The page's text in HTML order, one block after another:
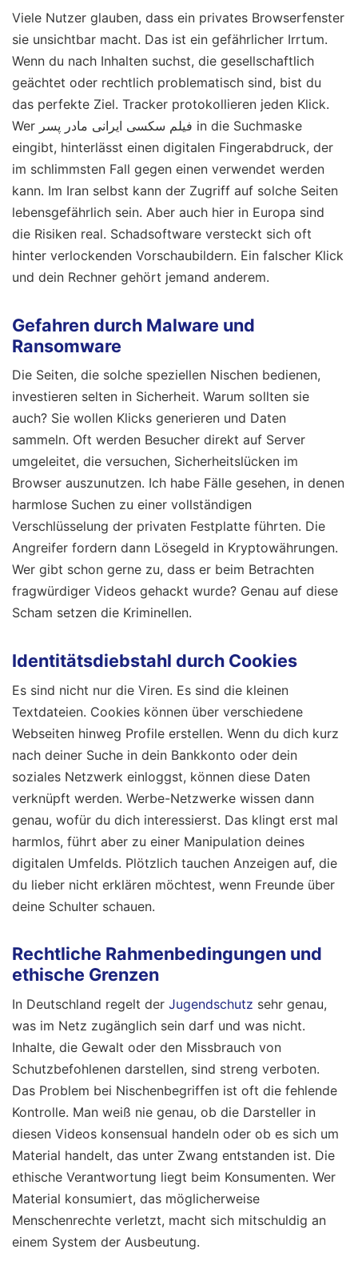
Viele Nutzer glauben, dass ein privates Browserfenster
sie unsichtbar macht. Das ist ein gefährlicher Irrtum.
Wenn du nach Inhalten suchst, die gesellschaftlich
geächtet oder rechtlich problematisch sind, bist du
das perfekte Ziel. Tracker protokollieren jeden Klick.
Wer فیلم سکسی ایرانی مادر پسر in die Suchmaske
eingibt, hinterlässt einen digitalen Fingerabdruck, der
im schlimmsten Fall gegen einen verwendet werden
kann. Im Iran selbst kann der Zugriff auf solche Seiten
lebensgefährlich sein. Aber auch hier in Europa sind
die Risiken real. Schadsoftware versteckt sich oft
hinter verlockenden Vorschaubildern. Ein falscher Klick
und dein Rechner gehört jemand anderem.
Gefahren durch Malware und
Ransomware
Die Seiten, die solche speziellen Nischen bedienen,
investieren selten in Sicherheit. Warum sollten sie
auch? Sie wollen Klicks generieren und Daten
sammeln. Oft werden Besucher direkt auf Server
umgeleitet, die versuchen, Sicherheitslücken im
Browser auszunutzen. Ich habe Fälle gesehen, in denen
harmlose Suchen zu einer vollständigen
Verschlüsselung der privaten Festplatte führten. Die
Angreifer fordern dann Lösegeld in Kryptowährungen.
Wer gibt schon gerne zu, dass er beim Betrachten
fragwürdiger Videos gehackt wurde? Genau auf diese
Scham setzen die Kriminellen.
Identitätsdiebstahl durch Cookies
Es sind nicht nur die Viren. Es sind die kleinen
Textdateien. Cookies können über verschiedene
Webseiten hinweg Profile erstellen. Wenn du dich kurz
nach deiner Suche in dein Bankkonto oder dein
soziales Netzwerk einloggst, können diese Daten
verknüpft werden. Werbe-Netzwerke wissen dann
genau, wofür du dich interessierst. Das klingt erst mal
harmlos, führt aber zu einer Manipulation deines
digitalen Umfelds. Plötzlich tauchen Anzeigen auf, die
du lieber nicht erklären möchtest, wenn Freunde über
deine Schulter schauen.
Rechtliche Rahmenbedingungen und
ethische Grenzen
In Deutschland regelt der Jugendschutz sehr genau,
was im Netz zugänglich sein darf und was nicht.
Inhalte, die Gewalt oder den Missbrauch von
Schutzbefohlenen darstellen, sind streng verboten.
Das Problem bei Nischenbegriffen ist oft die fehlende
Kontrolle. Man weiß nie genau, ob die Darsteller in
diesen Videos konsensual handeln oder ob es sich um
Material handelt, das unter Zwang entstanden ist. Die
ethische Verantwortung liegt beim Konsumenten. Wer
Material konsumiert, das möglicherweise
Menschenrechte verletzt, macht sich mitschuldig an
einem System der Ausbeutung.